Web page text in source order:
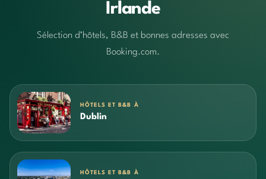
Irlande
Sélection d’hôtels, B&B et bonnes adresses avec
Booking.com.
HÔTELS ET B&B À
Dublin
HÔTELS ET B&B À